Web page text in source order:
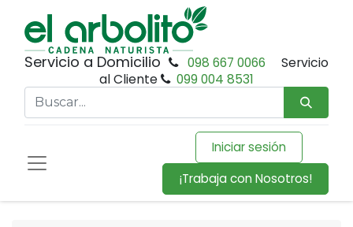
Servicio a Domicilio 098 667 0066
Servicio
al Cliente
099 004 8531
Iniciar sesión
¡Trabaja con Nosotros!